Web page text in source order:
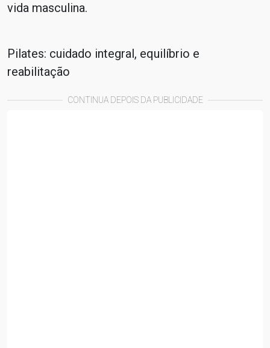
vida masculina.
Pilates: cuidado integral, equilíbrio e
reabilitação
CONTINUA DEPOIS DA PUBLICIDADE